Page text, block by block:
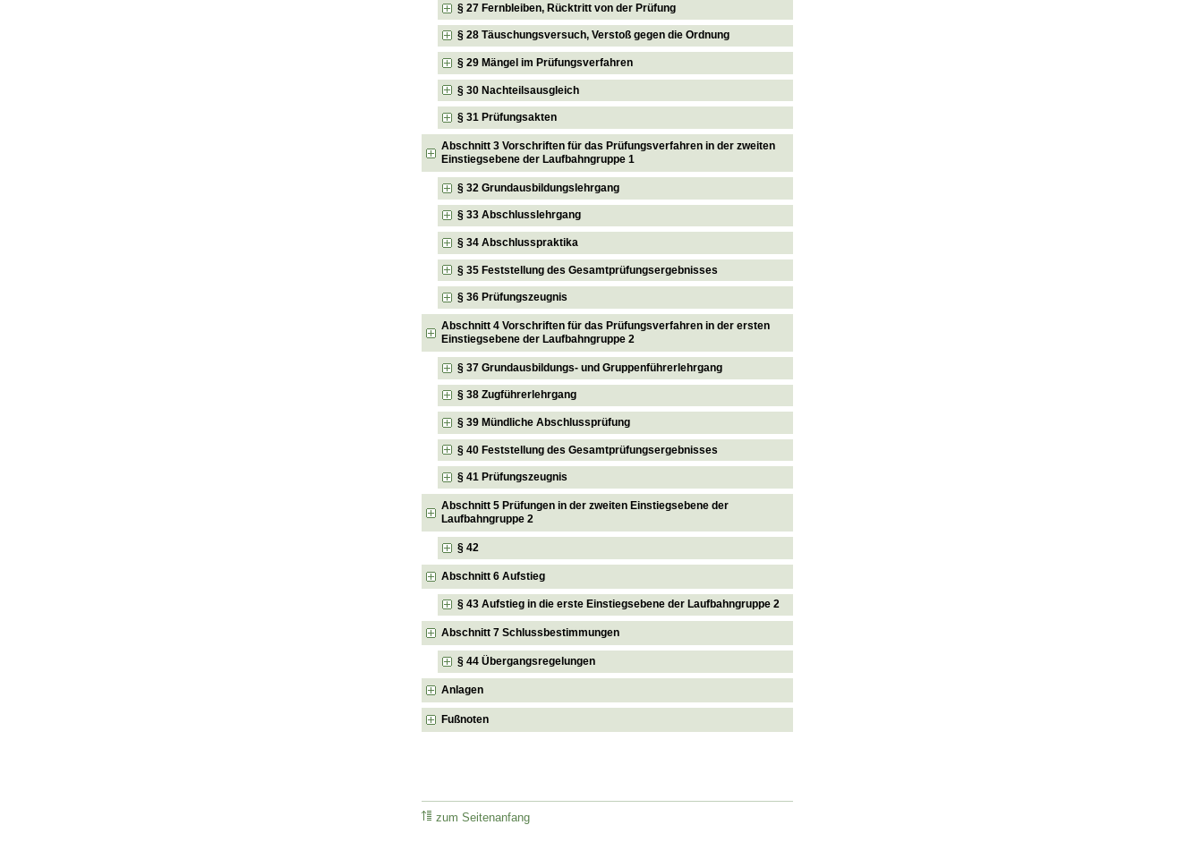
§ 27 Fernbleiben, Rücktritt von der Prüfung
§ 28 Täuschungsversuch, Verstoß gegen die Ordnung
§ 29 Mängel im Prüfungsverfahren
§ 30 Nachteilsausgleich
§ 31 Prüfungsakten
Abschnitt 3 Vorschriften für das Prüfungsverfahren in der zweiten
Einstiegsebene der Laufbahngruppe 1
§ 32 Grundausbildungslehrgang
§ 33 Abschlusslehrgang
§ 34 Abschlusspraktika
§ 35 Feststellung des Gesamtprüfungsergebnisses
§ 36 Prüfungszeugnis
Abschnitt 4 Vorschriften für das Prüfungsverfahren in der ersten
Einstiegsebene der Laufbahngruppe 2
§ 37 Grundausbildungs- und Gruppenführerlehrgang
§ 38 Zugführerlehrgang
§ 39 Mündliche Abschlussprüfung
§ 40 Feststellung des Gesamtprüfungsergebnisses
§ 41 Prüfungszeugnis
Abschnitt 5 Prüfungen in der zweiten Einstiegsebene der
Laufbahngruppe 2
§ 42
Abschnitt 6 Aufstieg
§ 43 Aufstieg in die erste Einstiegsebene der Laufbahngruppe 2
Abschnitt 7 Schlussbestimmungen
§ 44 Übergangsregelungen
Anlagen
Fußnoten
zum Seitenanfang